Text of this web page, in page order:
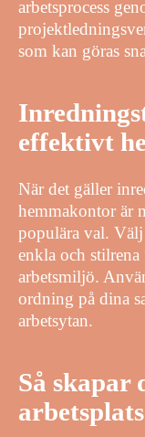
arbetsprocess
som kan göras
effektivt
När det gäller
hemmakontor är
populära val.
enkla och
arbetsmiljö.
ordning på dina
arbetsytan.
Så skapar